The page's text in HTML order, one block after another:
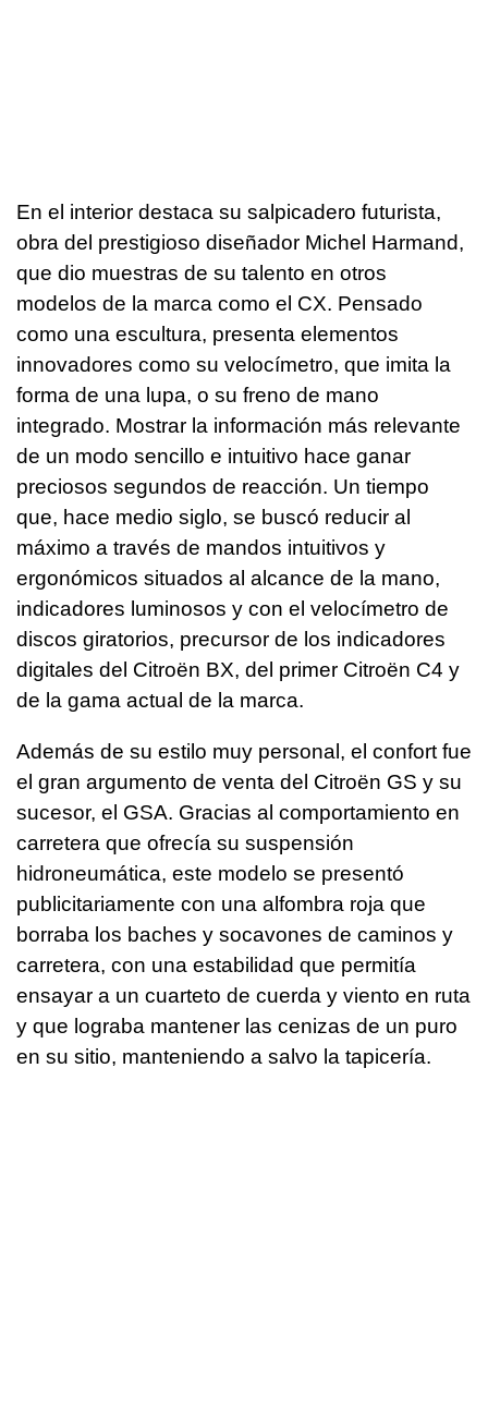
En el interior destaca su salpicadero futurista,
obra del prestigioso diseñador Michel Harmand,
que dio muestras de su talento en otros
modelos de la marca como el CX. Pensado
como una escultura, presenta elementos
innovadores como su velocímetro, que imita la
forma de una lupa, o su freno de mano
integrado. Mostrar la información más relevante
de un modo sencillo e intuitivo hace ganar
preciosos segundos de reacción. Un tiempo
que, hace medio siglo, se buscó reducir al
máximo a través de mandos intuitivos y
ergonómicos situados al alcance de la mano,
indicadores luminosos y con el velocímetro de
discos giratorios, precursor de los indicadores
digitales del Citroën BX, del primer Citroën C4 y
de la gama actual de la marca.
Además de su estilo muy personal, el confort fue
el gran argumento de venta del Citroën GS y su
sucesor, el GSA. Gracias al comportamiento en
carretera que ofrecía su suspensión
hidroneumática, este modelo se presentó
publicitariamente con una alfombra roja que
borraba los baches y socavones de caminos y
carretera, con una estabilidad que permitía
ensayar a un cuarteto de cuerda y viento en ruta
y que lograba mantener las cenizas de un puro
en su sitio, manteniendo a salvo la tapicería.